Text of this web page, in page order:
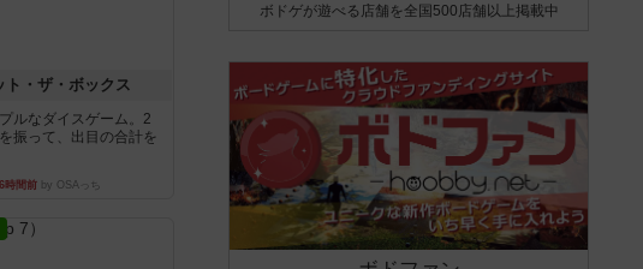
ト・ザ・ボックス
ルなダイスゲーム。2
振って、出目の合計を
時間前 by OSAっち
ボドゲが遊べる店舗を全国500店舗以上掲載中